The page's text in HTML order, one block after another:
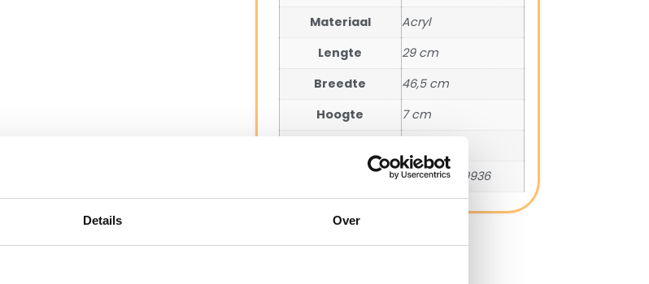
Details Over
Materiaal
Acryl
Lengte
29 cm
Breedte
46,5 cm
Hoogte
7 cm
8010352629936
PRODUCTEN